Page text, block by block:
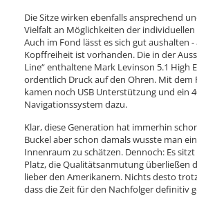
Die Sitze wirken ebenfalls ansprechend
Vielfalt an Möglichkeiten der
Auch im Fond lässt es sich gut aushalten
Kopffreiheit ist vorhanden. Die in der
Line“ enthaltene Mark Levinson 5.1 High
ordentlich Druck auf den Ohren. Mit dem
kamen noch USB Unterstützung und ein
Navigationssystem dazu.
Klar, diese Generation hat immerhin
Buckel aber schon damals wusste man
Innenraum zu schätzen. Dennoch: Es
Platz, die Qualitätsanmutung überließen
lieber den Amerikanern. Nichts desto
dass die Zeit für den Nachfolger definitiv